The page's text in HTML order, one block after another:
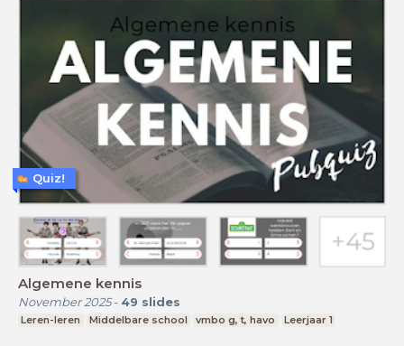
Algemene kennis
November 2025- 49 slides
Leren-leren Middelbare school vmbo g, t, havo Leerjaar 1
Quiz!